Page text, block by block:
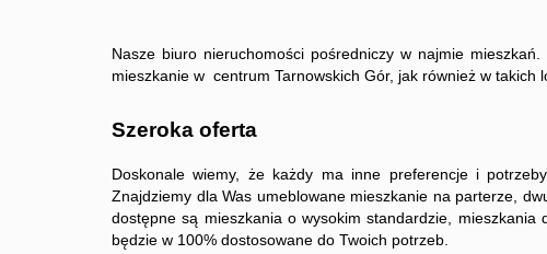
Nasze biuro nieruchomości pośredniczy w najmie
mieszkanie w centrum Tarnowskich Gór, jak również w takich
Szeroka oferta
Doskonale wiemy, że każdy ma inne preferencje i
Znajdziemy dla Was umeblowane mieszkanie na parterze,
dostępne są mieszkania o wysokim standardzie,
będzie w 100% dostosowane do Twoich potrzeb.